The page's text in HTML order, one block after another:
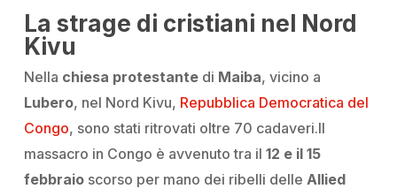
La strage di cristiani nel Nord
Kivu
Nella chiesa protestante di Maiba, vicino a
Lubero, nel Nord Kivu, Repubblica Democratica del
Congo, sono stati ritrovati oltre 70 cadaveri.Il
massacro in Congo è avvenuto tra il12 e il 15
febbraio scorso per mano dei ribelli delleAllied